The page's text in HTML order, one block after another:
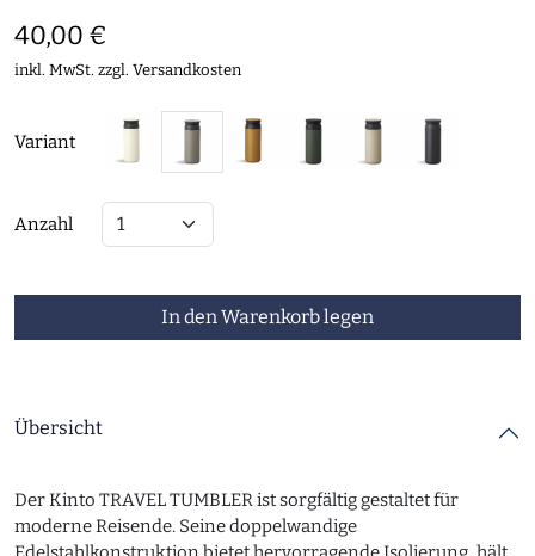
40,00 €
inkl. MwSt. zzgl. Versandkosten
Variant
Anzahl
In den Warenkorb legen
Übersicht
Der Kinto TRAVEL TUMBLER ist sorgfältig gestaltet für
moderne Reisende. Seine doppelwandige